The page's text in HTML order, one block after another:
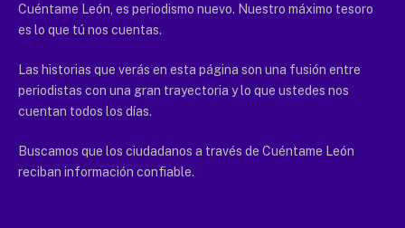
Cuéntame León, es periodismo nuevo. Nuestro máximo tesoro
es lo que tú nos cuentas.
Las historias que verás en esta página son una fusión entre
periodistas con una gran trayectoria y lo que ustedes nos
cuentan todos los días.
Buscamos que los ciudadanos a través de Cuéntame León
reciban información confiable.